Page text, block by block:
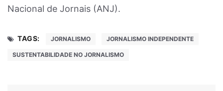
Nacional de Jornais (ANJ).
TAGS: JORNALISMO JORNALISMO INDEPENDENTE
SUSTENTABILIDADE NO JORNALISMO